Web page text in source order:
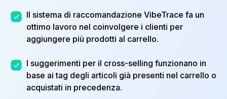
Il sistema di raccomandazione VibeTrace fa un
ottimo lavoro nel coinvolgere i clienti per
aggiungere più prodotti al carrello.
I suggerimenti per il cross-selling funzionano in
base ai tag degli articoli già presenti nel carrello o
acquistati in precedenza.